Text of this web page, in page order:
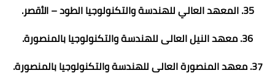
35. المعهد العالي للهندسة والتكنولوجيا الطود – الأقصر.
36. معهد النيل العالى للهندسة والتكنولوجيا بالمنصورة.
37. معهد المنصورة العالى للهندسة والتكنولوجيا بالمنصورة.